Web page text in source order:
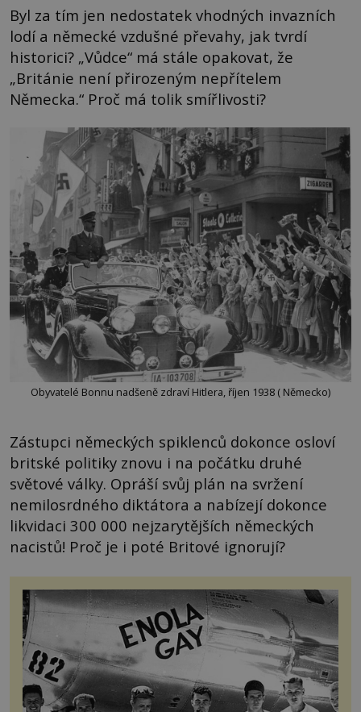
Byl za tím jen nedostatek vhodných invazních
lodí a německé vzdušné převahy, jak tvrdí
historici? „Vůdce“ má stále opakovat, že
„Británie není přirozeným nepřítelem
Německa.“ Proč má tolik smířlivosti?
Obyvatelé Bonnu nadšeně zdraví Hitlera, říjen 1938 ( Německo)
Zástupci německých spiklenců dokonce osloví
britské politiky znovu i na počátku druhé
světové války. Opráší svůj plán na svržení
nemilosrdného diktátora a nabízejí dokonce
likvidaci 300 000 nejzarytějších německých
nacistů! Proč je i poté Britové ignorují?